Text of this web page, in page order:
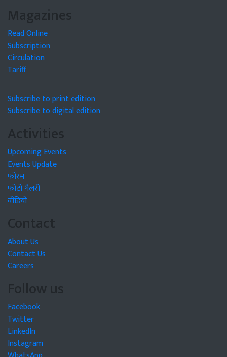
Magazines
Read Online
Subscription
Circulation
Tariff
Subscribe to print edition
Subscribe to digital edition
Activities
Upcoming Events
Events Update
फोरम
फोटो गैलरी
वीडियो
Contact
About Us
Contact Us
Careers
Follow us
Facebook
Twitter
LinkedIn
Instagram